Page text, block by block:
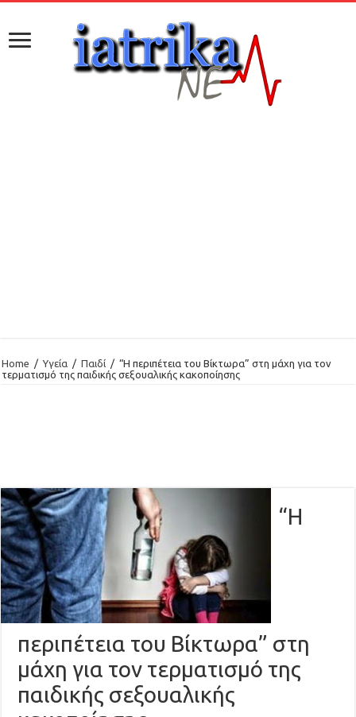
Home / Υγεία / Παιδί / “Η περιπέτεια του Βίκτωρα” στη μάχη για τον
τερματισμό της παιδικής σεξουαλικής κακοποίησης
“Η
περιπέτεια του Βίκτωρα” στη
μάχη για τον τερματισμό της
παιδικής σεξουαλικής